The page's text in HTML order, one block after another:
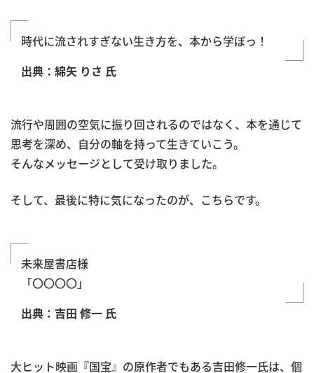
時代に流されすぎない生き方を、本から学ぼっ！
出典：綿矢 りさ 氏
流行や周囲の空気に振り回されるのではなく、本を通じて
思考を深め、自分の軸を持って生きていこう。
そんなメッセージとして受け取りました。
そして、最後に特に気になったのが、こちらです。
未来屋書店様
「〇〇〇〇」
出典：吉田 修一 氏
大ヒット映画『国宝』の原作者でもある吉田修一氏は、個